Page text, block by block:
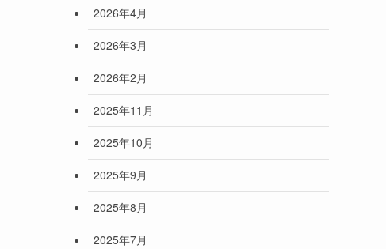
2026年4月
2026年3月
2026年2月
2025年11月
2025年10月
2025年9月
2025年8月
2025年7月